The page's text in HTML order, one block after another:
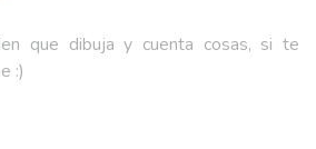
que dibuja y cuenta cosas, si te
:)